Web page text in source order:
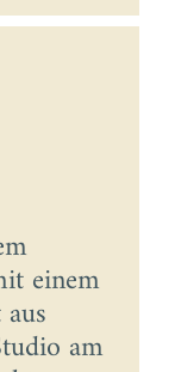
einem
am